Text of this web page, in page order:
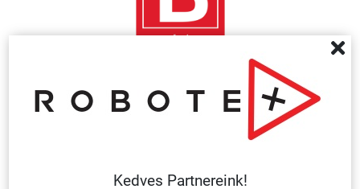
'B' TŰZVESZÉLYESSÉGI OSZTÁLY TŰZ- ÉS
ROBBANÁSVESZÉLYES/ MŰANYAG TÁBLA 160X250 MM
Kedves Partnereink!